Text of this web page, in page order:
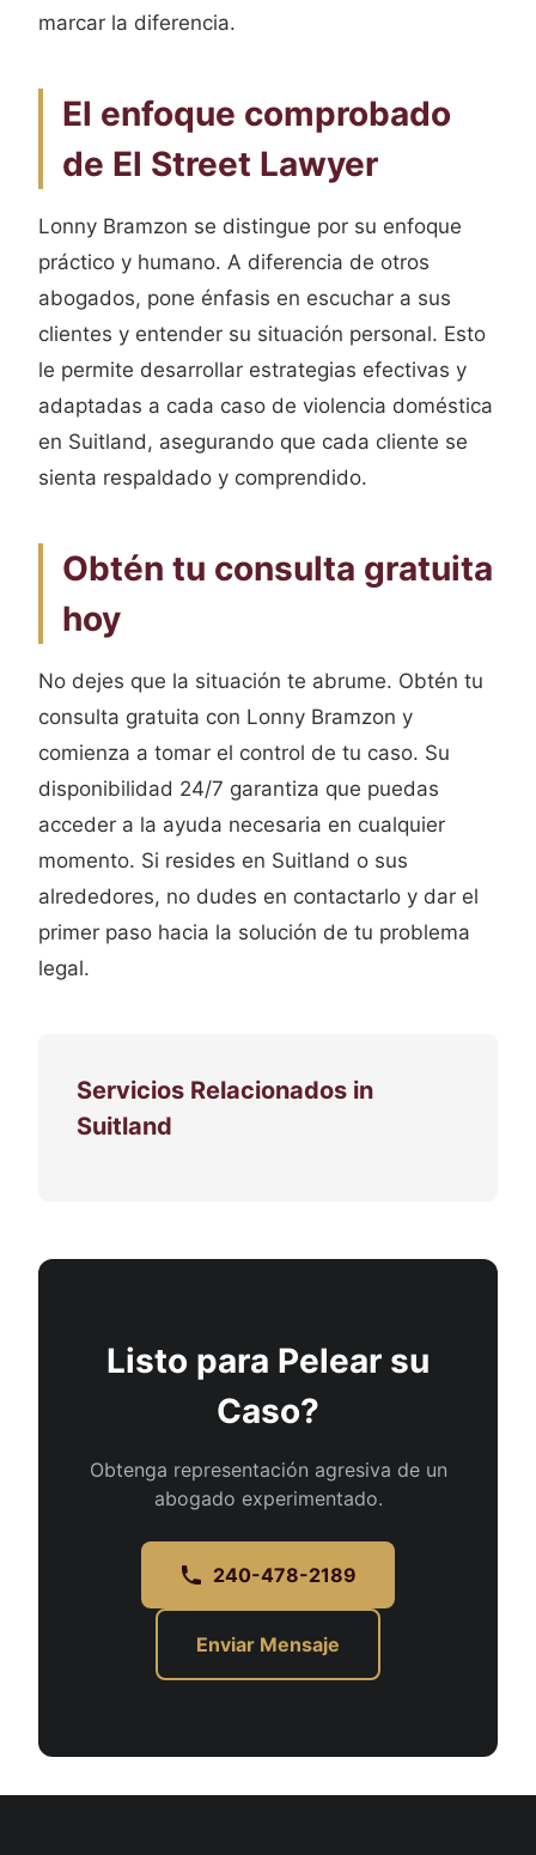
marcar la diferencia.
El enfoque comprobado
de El Street Lawyer
Lonny Bramzon se distingue por su enfoque
práctico y humano. A diferencia de otros
abogados, pone énfasis en escuchar a sus
clientes y entender su situación personal. Esto
le permite desarrollar estrategias efectivas y
adaptadas a cada caso de violencia doméstica
en Suitland, asegurando que cada cliente se
sienta respaldado y comprendido.
Obtén tu consulta gratuita
hoy
No dejes que la situación te abrume. Obtén tu
consulta gratuita con Lonny Bramzon y
comienza a tomar el control de tu caso. Su
disponibilidad 24/7 garantiza que puedas
acceder a la ayuda necesaria en cualquier
momento. Si resides en Suitland o sus
alrededores, no dudes en contactarlo y dar el
primer paso hacia la solución de tu problema
legal.
Servicios Relacionados in
Suitland
Listo para Pelear su
Caso?
Obtenga representación agresiva de un
abogado experimentado.
240-478-2189
Enviar Mensaje